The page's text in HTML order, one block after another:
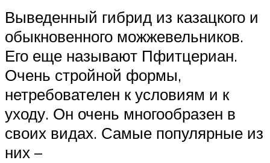
Выведенный гибрид из казацкого и
обыкновенного можжевельников.
Его еще называют Пфитцериан.
Очень стройной формы,
нетребователен к условиям и к
уходу. Он очень многообразен в
своих видах. Самые популярные из
них –